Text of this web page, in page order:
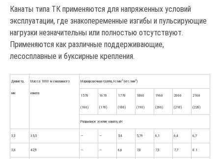
Канаты типа ТК применяются для напряженных условий
эксплуатации, где знакопеременные изгибы и пульсирующие
нагрузки незначительны или полностью отсутствуют.
Применяются как различные поддерживающие,
лесосплавные и буксирные крепления.
Диаметр,
мм
Масса 1000 м смазанного
каната
Маркировочная группа, Н/мм2 (кгс/мм2)
1570
(160)
1670
(170)
1770
(180)
1860
(190)
1960
(200)
2060
(210)
2160
(220)
Разрывное усилие каната, кН
3,3 35,5 — — 5,4 5,79 6,1 6,4 6,7
3,6 42,9 — — 6,6 7,0 7,3 7,7 8.1